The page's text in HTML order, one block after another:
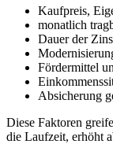
Kaufpreis,
monatlich
Dauer der
Fördermittel
Absicherung
Diese Faktoren
die Laufzeit, erhöht